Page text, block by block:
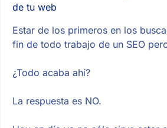
de tu web
Estar de los primeros en los
fin de todo trabajo de un SEO
¿Todo acaba ahí?
La respuesta es NO.